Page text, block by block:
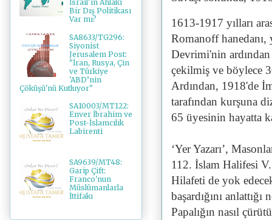
1613-1917 yılları
Romanoff hanedanı,
Devrimi'nin
çekilmiş ve böylece
Ardından, 1918'de
tarafından kurşuna
65 üyesinin hayatta
‘Yer Yazarı’,
112. İslam Halifesi
Hilafeti de yok
başardığını
Papalığın nasıl
İsrail'in Ahlakî
Bir Dış Politikası
Var mı?
SA8633/TG296:
Siyonist
Jerusalem Post:
"İran, Rusya, Çin
ve Türkiye
'ABD’nin
Çöküşü'nü Kutluyor"
SA10003/MT122:
Enver İbrahim ve
Post-İslamcılık
Labirenti
SA9639/MT48:
Garip Çift:
Franco'nun
Müslümanlarla
İttifakı